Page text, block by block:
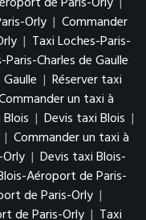
Orly | Commander
| Taxi Loches-Paris-
Charles de Gaulle
| Réserver taxi
un taxi à
| Devis taxi Blois |
| Commander un taxi à
| Devis taxi Blois-
Aéroport de Paris-
de Paris-Orly |
de Paris-Orly | Taxi